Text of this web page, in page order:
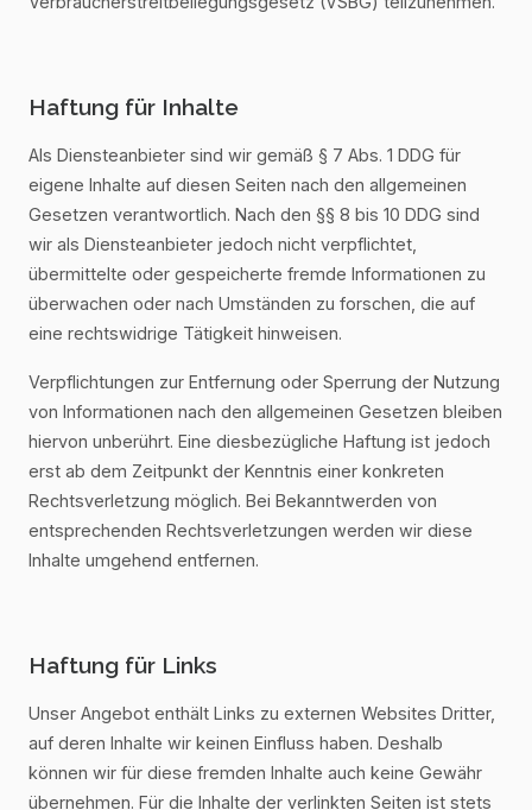
Haftung für Inhalte
Als Diensteanbieter sind wir gemäß § 7 Abs. 1 DDG für
eigene Inhalte auf diesen Seiten nach den allgemeinen
Gesetzen verantwortlich. Nach den §§ 8 bis 10 DDG sind
wir als Diensteanbieter jedoch nicht verpflichtet,
übermittelte oder gespeicherte fremde Informationen zu
überwachen oder nach Umständen zu forschen, die auf
eine rechtswidrige Tätigkeit hinweisen.
Verpflichtungen zur Entfernung oder Sperrung der Nutzung
von Informationen nach den allgemeinen Gesetzen bleiben
hiervon unberührt. Eine diesbezügliche Haftung ist jedoch
erst ab dem Zeitpunkt der Kenntnis einer konkreten
Rechtsverletzung möglich. Bei Bekanntwerden von
entsprechenden Rechtsverletzungen werden wir diese
Inhalte umgehend entfernen.
Haftung für Links
Unser Angebot enthält Links zu externen Websites Dritter,
auf deren Inhalte wir keinen Einfluss haben. Deshalb
können wir für diese fremden Inhalte auch keine Gewähr
übernehmen. Für die Inhalte der verlinkten Seiten ist stets